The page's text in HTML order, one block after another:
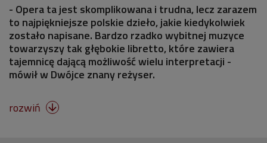
- Opera ta jest skomplikowana i trudna, lecz zarazem
to najpiękniejsze polskie dzieło, jakie kiedykolwiek
zostało napisane. Bardzo rzadko wybitnej muzyce
towarzyszy tak głębokie libretto, które zawiera
tajemnicę dającą możliwość wielu interpretacji -
mówił w Dwójce znany reżyser.
rozwiń 